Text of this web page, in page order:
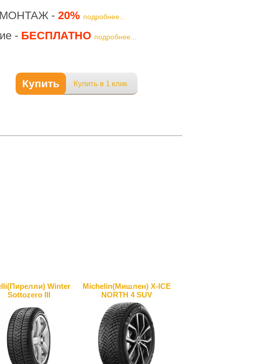
- 20% подробнее...
- БЕСПЛАТНО подробнее...
Купить Купить в 1 клик
Winter
Sottozero III
Michelin(Мишлен) X-ICE
NORTH 4 SUV